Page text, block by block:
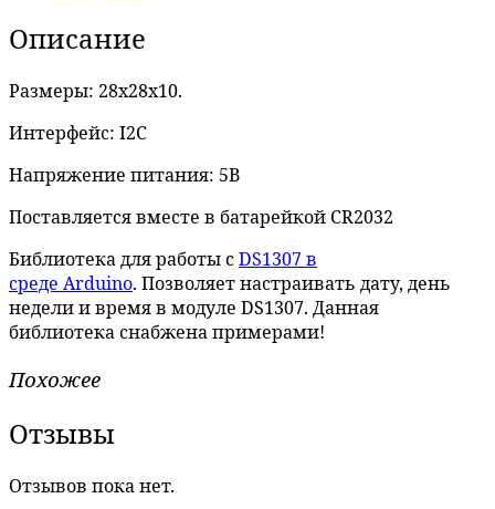
Описание
Размеры: 28х28х10.
Интерфейс: I2C
Напряжение питания: 5В
Поставляется вместе в батарейкой CR2032
Библиотека для работы сDS1307 в
среде Arduino. Позволяет настраивать дату, день
недели и время в модуле DS1307. Данная
библиотека снабжена примерами!
Похожее
Отзывы
Отзывов пока нет.